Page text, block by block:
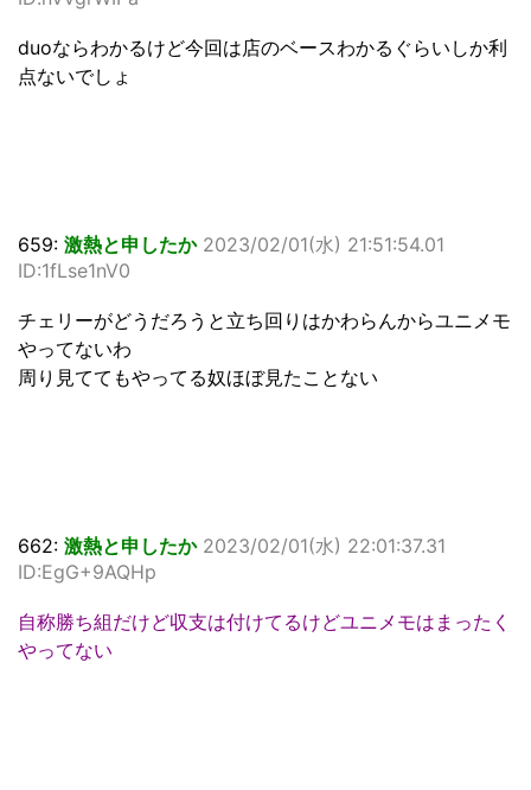
duoならわかるけど今回は店のベースわかるぐらいしか利
点ないでしょ
659: 激熱と申したか 2023/02/01(水) 21:51:54.01
ID:1fLse1nV0
チェリーがどうだろうと立ち回りはかわらんからユニメモ
やってないわ
周り見ててもやってる奴ほぼ見たことない
662: 激熱と申したか 2023/02/01(水) 22:01:37.31
ID:EgG+9AQHp
自称勝ち組だけど収支は付けてるけどユニメモはまったく
やってない